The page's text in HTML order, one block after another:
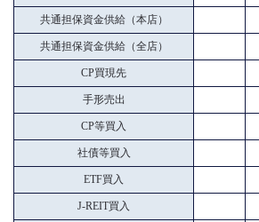
共通担保資金供給（本店）
共通担保資金供給（全店）
CP買現先
手形売出
CP等買入
社債等買入
ETF買入
J-REIT買入